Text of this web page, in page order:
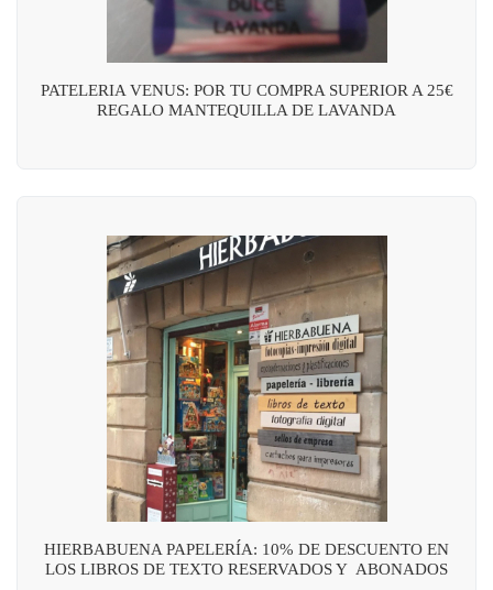
PATELERIA VENUS: POR TU COMPRA SUPERIOR A 25€
REGALO MANTEQUILLA DE LAVANDA
HIERBABUENA PAPELERÍA: 10% DE DESCUENTO EN
LOS LIBROS DE TEXTO RESERVADOS Y ABONADOS